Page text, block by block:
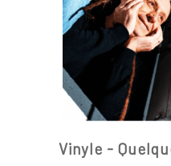
Vinyle -